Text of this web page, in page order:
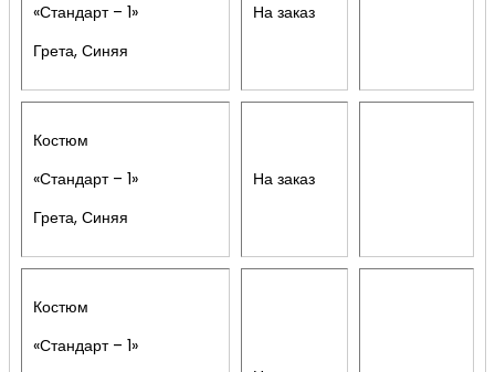
«Стандарт – 1»
Грета, Синяя
На заказ
Костюм
«Стандарт – 1»
Грета, Синяя
На заказ
Костюм
«Стандарт – 1»